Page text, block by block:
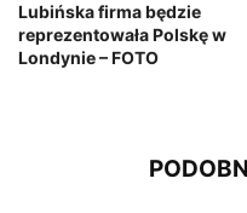
Lubińska firma będzie
reprezentowała Polskę w
Londynie – FOTO